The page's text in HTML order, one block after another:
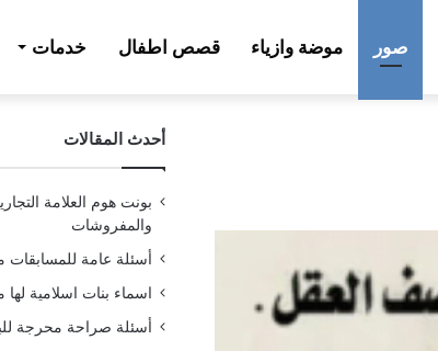
صور موضة وازياء قصص اطفال خدمات
أحدث المقالات
بونت هوم العلامة
والمفروشات
أسئلة عامة للمسابقات مع
اسماء بنات اسلامية
أسئلة صراحة محرجة